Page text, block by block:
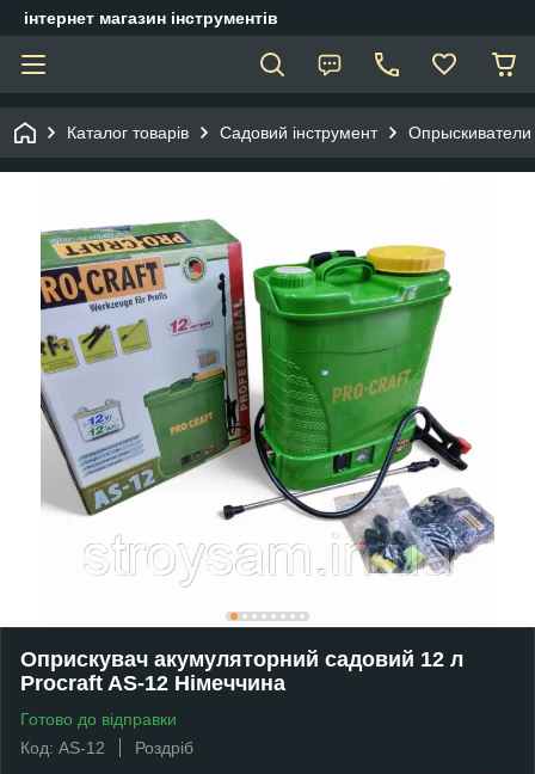
інтернет магазин інструментів
Каталог товарів Садовий інструмент Опрыскиватели
Оприскувач акумуляторний садовий 12 л
Procraft AS-12 Німеччина
Готово до відправки
Код: AS-12
Роздріб